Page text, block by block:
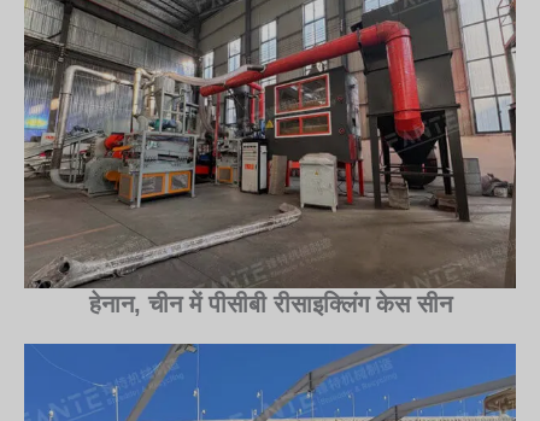
हेनान, चीन में पीसीबी रीसाइक्लिंग केस सीन